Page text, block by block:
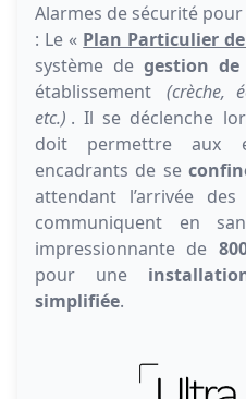
Alarmes de sécurité pour
: Le « Plan Particulier
système degestion de
établissement
(crèche,
etc.) . Il se déclenche
doit permettre aux
encadrants de se
attendant l’arrivée
communiquent en
impressionnante de
pour une
simplifiée.